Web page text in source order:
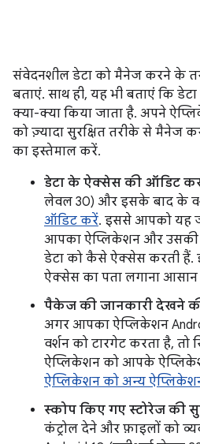
संवेदनशील डेटा को मैनेज करने के
बताएं. साथ ही, यह भी बताएं कि
क्या-क्या किया जाता है. अपने
को ज़्यादा सुरक्षित तरीके से मैनेज
का इस्तेमाल करें.
डेटा के ऐक्सेस की ऑडिट
लेवल 30) और इसके बाद के
ऑडिट करें. इससे आपको यह
आपका ऐप्लिकेशन और उसकी
डेटा को कैसे ऐक्सेस करती हैं.
ऐक्सेस का पता लगाना आसान
पैकेज की जानकारी देखने
अगर आपका ऐप्लिकेशन
वर्शन को टारगेट करता है,
ऐप्लिकेशन को आपके
ऐप्लिकेशन को अन्य
स्कोप किए गए स्टोरेज की
कंट्रोल देने और फ़ाइलों को